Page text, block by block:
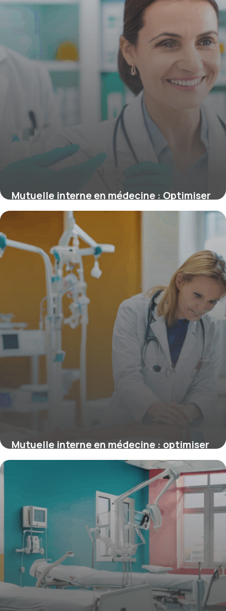
Mutuelle interne en médecine : Optimiser
sa couverture santé pendant l’internat
Mutuelle interne en médecine : optimiser
la protection santé des internes et jeunes